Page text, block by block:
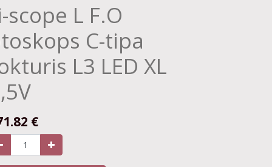
scope L F.O
C-tipa
L3 LED XL
€